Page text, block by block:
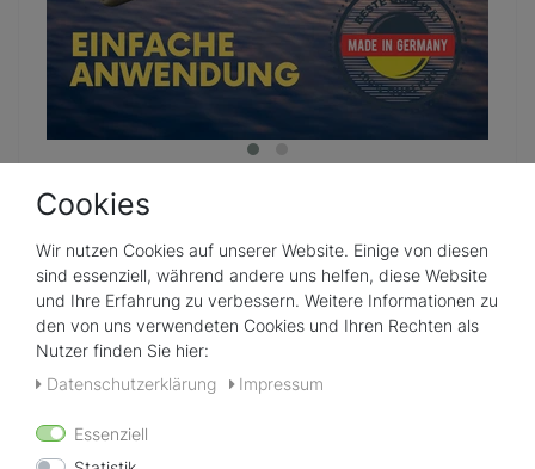
7SPA Teststreifen 3in1 Whirlpool Teststreifen
3 in 1 Teststreifen pH-Wert Chlor / 7SPA
Powershock, ECO Shock, LIMBIO Booster Alkalinität
Sofort versandfertig in ca.1-2 Tagen
14,99 € **
Dose/Büchse
Cookies
Wir nutzen Cookies auf unserer Website. Einige von diesen
sind essenziell, während andere uns helfen, diese Website
und Ihre Erfahrung zu verbessern. Weitere Informationen zu
den von uns verwendeten Cookies und Ihren Rechten als
Nutzer finden Sie hier:
Daten­schutz­erklärung
Impressum
Essenziell